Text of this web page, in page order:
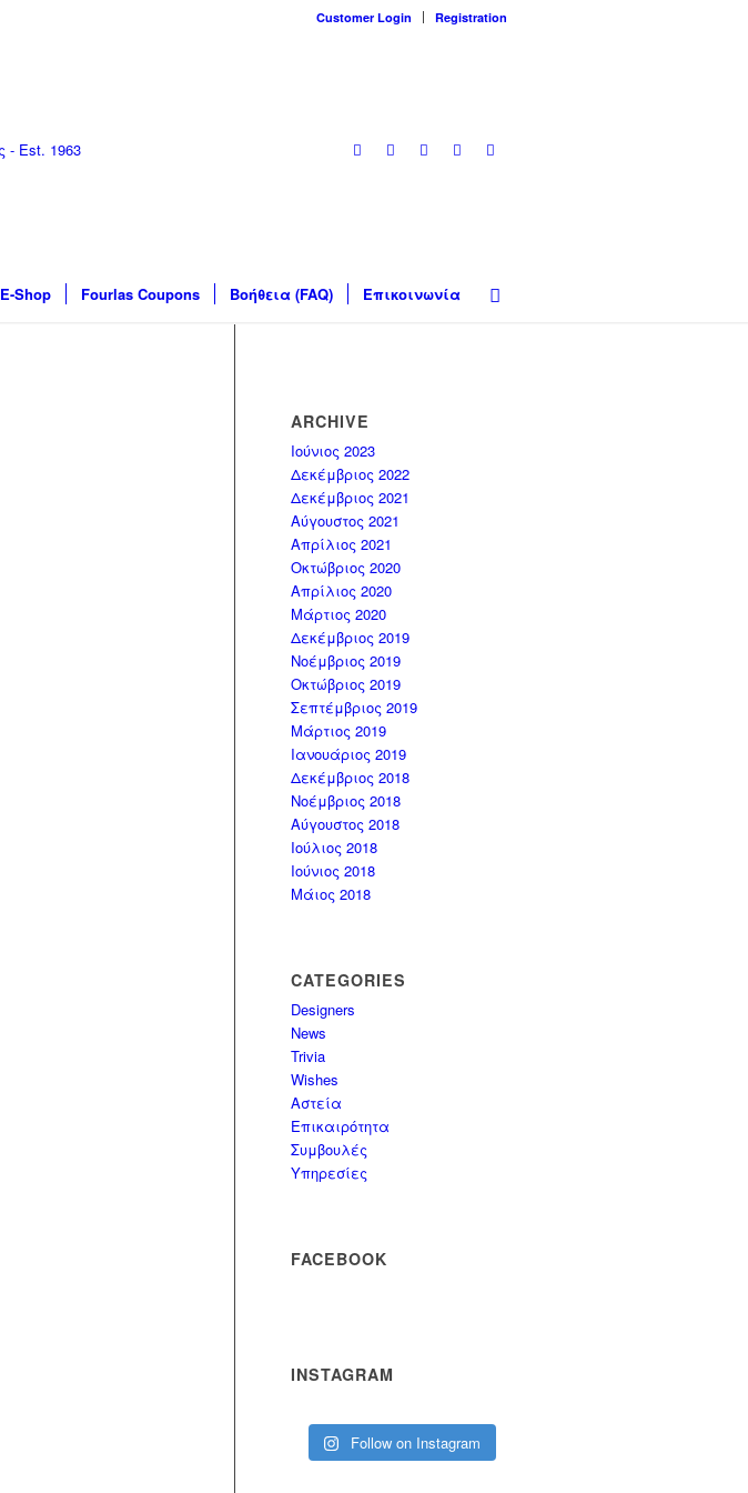
Customer Login Registration
E-Shop Fourlas Coupons Βοήθεια (FAQ) Επικοινωνία
ARCHIVE
Ιούνιος 2023
Δεκέμβριος 2022
Δεκέμβριος 2021
Αύγουστος 2021
Απρίλιος 2021
Οκτώβριος 2020
Απρίλιος 2020
Μάρτιος 2020
Δεκέμβριος 2019
Νοέμβριος 2019
Οκτώβριος 2019
Σεπτέμβριος 2019
Μάρτιος 2019
Ιανουάριος 2019
Δεκέμβριος 2018
Νοέμβριος 2018
Αύγουστος 2018
Ιούλιος 2018
Ιούνιος 2018
Μάιος 2018
CATEGORIES
Designers
News
Trivia
Wishes
Αστεία
Επικαιρότητα
Συμβουλές
Υπηρεσίες
FACEBOOK
INSTAGRAM
Follow on Instagram